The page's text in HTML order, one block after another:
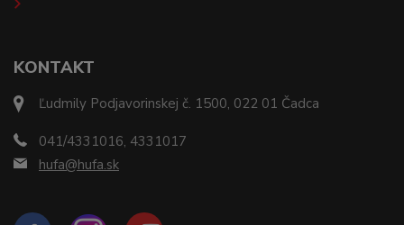
KONTAKT
Ľudmily Podjavorinskej č. 1500, 022 01 Čadca
041/4331016, 4331017
hufa@hufa.sk